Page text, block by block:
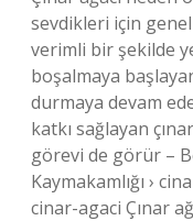
sevdikleri için
verimli bir şekilde
boşalmaya
durmaya devam
katkı sağlayan
görevi de görür –
Kaymakamlığı ›
cinar-agaci Çınar